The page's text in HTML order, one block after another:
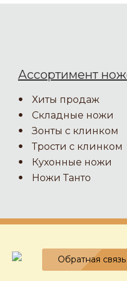
Ассортимент
Хиты продаж
Складные ножи
Зонты с клинком
Трости с клинком
Кухонные ножи
Ножи Танто
Обратная связь